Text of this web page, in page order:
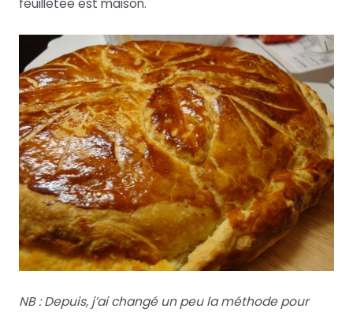
feuilletée est maison.
NB : Depuis, j’ai changé un peu la méthode pour